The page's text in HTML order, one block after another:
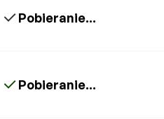
Pobieranie...
Pobieranie...